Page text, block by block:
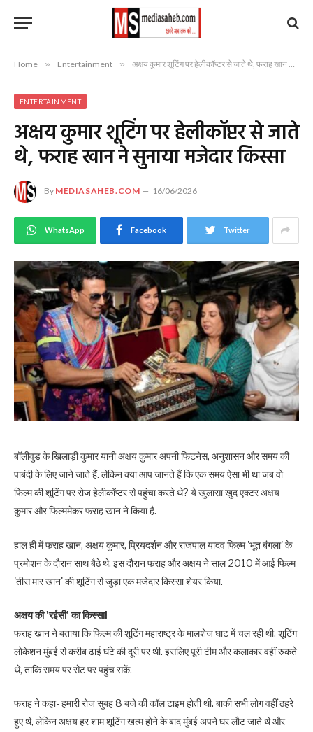
Home » Entertainment » अक्षय कुमार शूटिंग पर हेलीकॉप्टर से जाते थे, फराह खान ने सुनाया मजेदार किस्सा
ENTERTAINMENT
अक्षय कुमार शूटिंग पर हेलीकॉप्टर से जाते
थे, फराह खान ने सुनाया मजेदार किस्सा
By MEDIASAHEB.COM 16/06/2026
WhatsApp Facebook Twitter
बॉलीवुड के खिलाड़ी कुमार यानी अक्षय कुमार अपनी फिटनेस, अनुशासन और समय की
पाबंदी के लिए जाने जाते हैं. लेकिन क्या आप जानते हैं कि एक समय ऐसा भी था जब वो
फिल्म की शूटिंग पर रोज हेलीकॉप्टर से पहुंचा करते थे? ये खुलासा खुद एक्टर अक्षय
कुमार और फिल्ममेकर फराह खान ने किया है.
हाल ही में फराह खान, अक्षय कुमार, प्रियदर्शन और राजपाल यादव फिल्म 'भूत बंगला' के
प्रमोशन के दौरान साथ बैठे थे. इस दौरान फराह और अक्षय ने साल 2010 में आई फिल्म
'तीस मार खान' की शूटिंग से जुड़ा एक मजेदार किस्सा शेयर किया.
अक्षय की 'रईसी' का किस्सा!
फराह खान ने बताया कि फिल्म की शूटिंग महाराष्ट्र के मालशेज घाट में चल रही थी. शूटिंग
लोकेशन मुंबई से करीब ढाई घंटे की दूरी पर थी. इसलिए पूरी टीम और कलाकार वहीं रुकते
थे, ताकि समय पर सेट पर पहुंच सकें.
फराह ने कहा- हमारी रोज सुबह 8 बजे की कॉल टाइम होती थी. बाकी सभी लोग वहीं ठहरे
हुए थे, लेकिन अक्षय हर शाम शूटिंग खत्म होने के बाद मुंबई अपने घर लौट जाते थे और